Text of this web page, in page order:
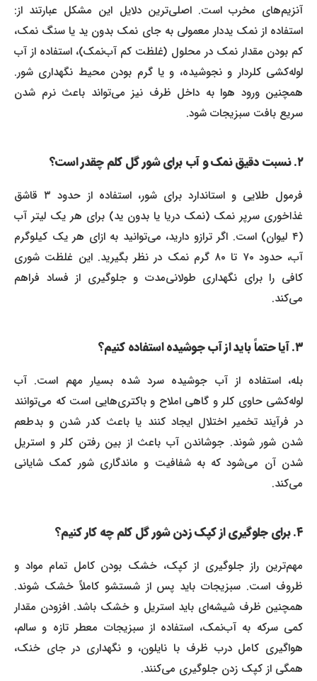
آنزیم‌های مخرب است. اصلی‌ترین دلایل این مشکل عبارتند از:
استفاده از نمک یددار معمولی به جای نمک بدون ید یا سنگ نمک،
کم بودن مقدار نمک در محلول (غلظت کم آب‌نمک)، استفاده از آب
لوله‌کشی کلردار و نجوشیده، و یا گرم بودن محیط نگهداری شور.
همچنین ورود هوا به داخل ظرف نیز می‌تواند باعث نرم شدن
سریع بافت سبزیجات شود.
فرمول طلایی و استاندارد برای شور، استفاده از حدود ۳ قاشق
غذاخوری سرپر نمک (نمک دریا یا بدون ید) برای هر یک لیتر آب
(۴ لیوان) است. اگر ترازو دارید، می‌توانید به ازای هر یک کیلوگرم
آب، حدود ۷۰ تا ۸۰ گرم نمک در نظر بگیرید. این غلظت شوری
کافی را برای نگهداری طولانی‌مدت و جلوگیری از فساد فراهم
می‌کند.
بله، استفاده از آب جوشیده سرد شده بسیار مهم است. آب
لوله‌کشی حاوی کلر و گاهی املاح و باکتری‌هایی است که می‌توانند
در فرآیند تخمیر اختلال ایجاد کنند یا باعث کدر شدن و بدطعم
شدن شور شوند. جوشاندن آب باعث از بین رفتن کلر و استریل
شدن آن می‌شود که به شفافیت و ماندگاری شور کمک شایانی
می‌کند.
مهم‌ترین راز جلوگیری از کپک، خشک بودن کامل تمام مواد و
ظروف است. سبزیجات باید پس از شستشو کاملاً خشک شوند.
همچنین ظرف شیشه‌ای باید استریل و خشک باشد. افزودن مقدار
کمی سرکه به آب‌نمک، استفاده از سبزیجات معطر تازه و سالم،
هواگیری کامل درب ظرف با نایلون، و نگهداری در جای خنک،
همگی از کپک زدن جلوگیری می‌کنند.